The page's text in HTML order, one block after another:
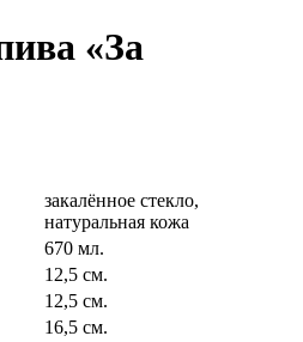
«За
закалённое стекло,
натуральная кожа
670 мл.
12,5 см.
12,5 см.
16,5 см.